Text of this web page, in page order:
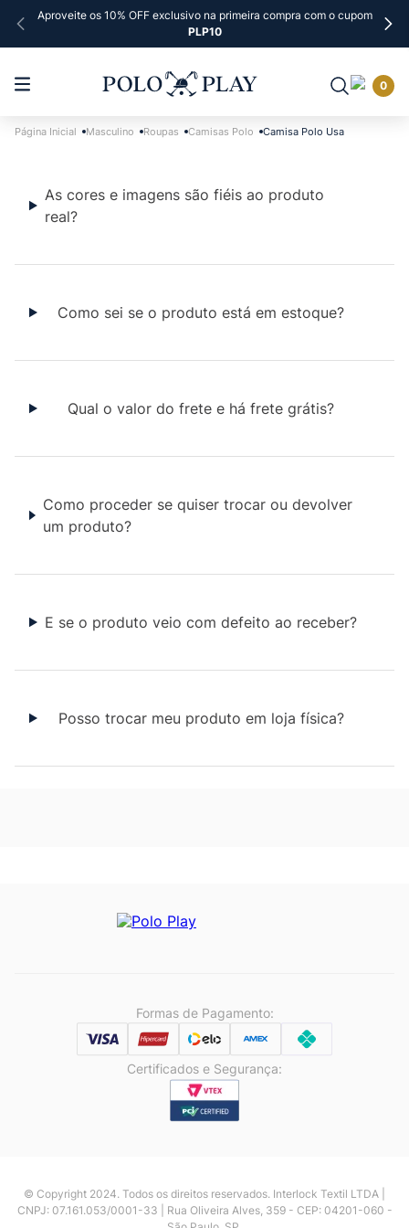
Aproveite os 10% OFF exclusivo na primeira compra com o cupom
PLP10
0
Masculino Roupas Camisas Polo Camisa Polo Usa
As cores e imagens são fiéis ao produto
real?
Como sei se o produto está em estoque?
Qual o valor do frete e há frete grátis?
Como proceder se quiser trocar ou devolver
um produto?
E se o produto veio com defeito ao receber?
Posso trocar meu produto em loja física?
Formas de Pagamento:
Certificados e Segurança:
© Copyright 2024. Todos os direitos reservados. Interlock Textil LTDA |
CNPJ: 07.161.053/0001-33 | Rua Oliveira Alves, 359 - CEP: 04201-060 -